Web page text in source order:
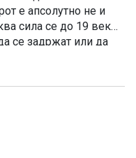
е апсолутно не и
сила се до 19 век
се задржат или да
– планинската
места се […]